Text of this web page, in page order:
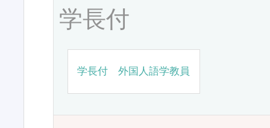
学長付
学長付 外国人語学教員